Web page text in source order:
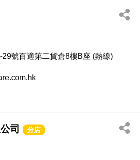
29號百適第二貨倉8樓B座 (熱線)
司 分店